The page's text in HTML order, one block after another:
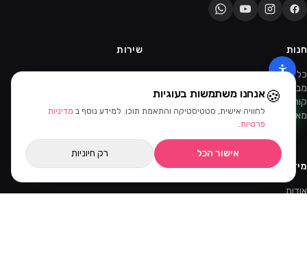
חנות
כל המוצרים
מבצעים
קורסים והדרכות
מאמרים
שירות
צור קשר
החזרות
מידע
אודות
🍪אנחנו משתמשות בעוגיות
לחוויה אישית, סטטיסטיקה והתאמת תוכן. למידע נוסף ב מדיניות
פרטיות.
אישור הכל רק חיוניות